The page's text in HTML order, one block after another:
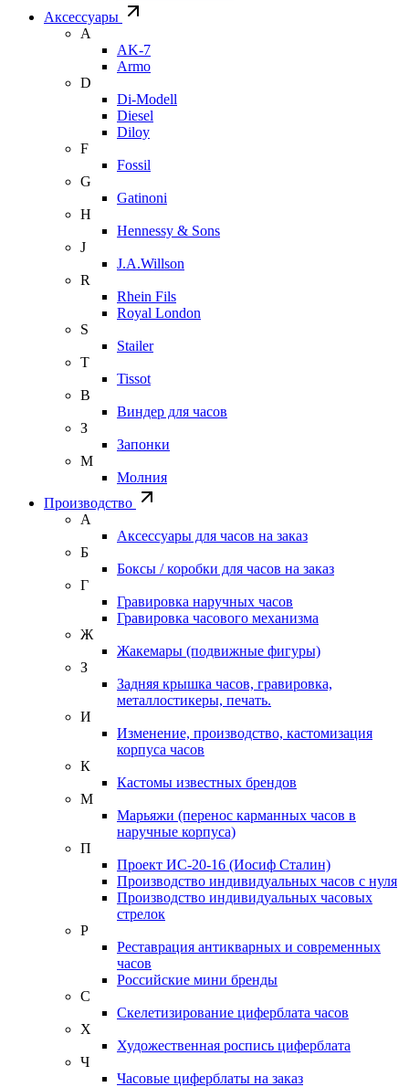
Аксессуары
A
AK-7
Armo
D
Di-Modell
Diesel
Diloy
F
Fossil
G
Gatinoni
H
Hennessy & Sons
J
J.A.Willson
R
Rhein Fils
Royal London
S
Stailer
T
Tissot
В
Виндер для часов
З
Запонки
М
Молния
Производство
А
Аксессуары для часов на заказ
Б
Боксы / коробки для часов на заказ
Г
Гравировка наручных часов
Гравировка часового механизма
Ж
Жакемары (подвижные фигуры)
З
Задняя крышка часов, гравировка,
металлостикеры, печать.
И
Изменение, производство, кастомизация
корпуса часов
К
Кастомы известных брендов
М
Марьяжи (перенос карманных часов в
наручные корпуса)
П
Проект ИС-20-16 (Иосиф Сталин)
Производство индивидуальных часов с нуля
Производство индивидуальных часовых
стрелок
Р
Реставрация антикварных и современных
часов
Российские мини бренды
С
Скелетизирование циферблата часов
Х
Художественная роспись циферблата
Ч
Часовые циферблаты на заказ